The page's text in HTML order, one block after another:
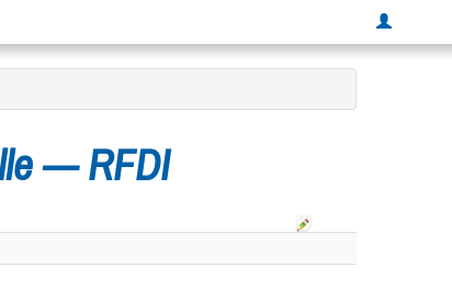
— RFDI